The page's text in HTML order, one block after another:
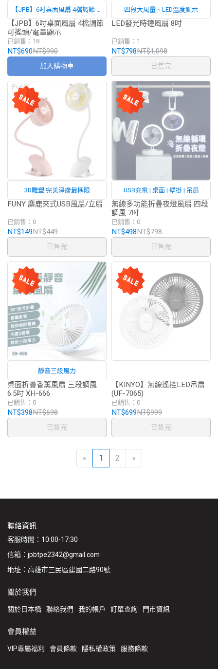
【JPB】6吋桌面風扇 4檔調節 可
搖頭/電量顯示
【JPB】6吋桌面風扇 4檔調節
可搖頭/電量顯示
已銷售：18
NT$690NT$990
加入購物車
四段大風量、LED溫度顯示
LED發光時鐘風扇 8吋
已銷售：1
NT$798NT$1,098
已售完
3D雕塑 完美淨膚最極限
FUNY 麋鹿夾式USB風扇/立扇
已銷售：0
NT$149NT$449
已售完
USB充電 | 桌面 | 壁掛 | 吊扇
無線多功能折疊夜燈風扇 四段
調風 7吋
已銷售：0
NT$498NT$798
已售完
靜音三段風力
桌面折疊香薰風扇 三段調風
6.5吋 XH-666
已銷售：0
NT$398NT$698
已售完
【KINYO】無線遙控LED吊扇
(UF-7065)
已銷售：0
NT$699NT$999
已售完
« 1 2 »
聯絡資訊
客服時間：10:00-17:30
信箱：jpbtpe2342@gmail.com
地址：高雄市三民區建國二路90號
關於我們
關於日本橋 聯絡我們 我的帳戶 訂單查詢 門市資訊
會員權益
VIP專屬福利 會員條款 隱私權政策 服務條款